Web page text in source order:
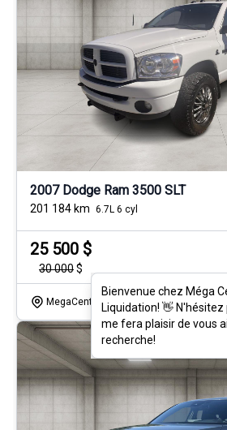
Bienvenue chez Méga
Liquidation! 👋 N'hésitez
me fera plaisir de vous
recherche!
2007 Dodge Ram 3500 SLT
201 184 km 6.7L 6 cyl
25 500 $
30 000$
MegaCentre Lanaudiere - 26052a -
Bienvenue chez Méga
Liquidation! 👋 N'hésitez
me fera plaisir de vous
recherche!